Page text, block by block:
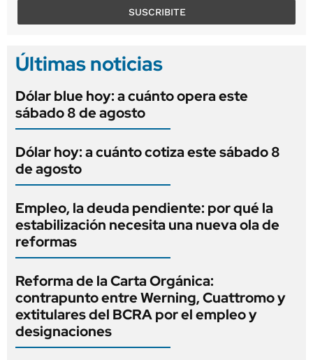
SUSCRIBITE
Últimas noticias
Dólar blue hoy: a cuánto opera este
sábado 8 de agosto
Dólar hoy: a cuánto cotiza este sábado 8
de agosto
Empleo, la deuda pendiente: por qué la
estabilización necesita una nueva ola de
reformas
Reforma de la Carta Orgánica:
contrapunto entre Werning, Cuattromo y
extitulares del BCRA por el empleo y
designaciones